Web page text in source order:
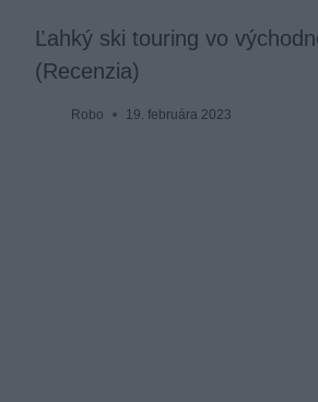
Ľahký ski touring vo
(Recenzia)
Robo 19. februára 2023